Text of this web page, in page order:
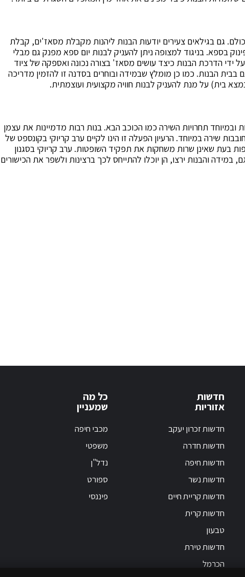
גם בגילאים צעירים יודעות הבנות ליהנות מקבלת מסאז'ים, קבלת
בספא. בניגוד למצופה ניתן להעניק לבנות יום ספא מפנק גם מבלי
הדרכת הבנות כיצד עושים מסאז' בצורה נכונה ואספקה של ציוד
בבית הבנות. כמו כן מומלץ שבמידה ובוחרים בסדנה זו להזמין מדריכה
בית) על מנת להעניק לבנות חוויה מקצועית ועוצמתית.
ובמיוחד תחרויות השירה כמו הכוכב הבא. בנות רבות מדמיינות את עצמן
שירה במיוחד. הרעיון הפעלה זו הינו לקיים ערב קריוקי בקונספט של
בעת שאינן שרות משחקות את תפקיד השופטות. ערב קריוקי בסגנון
במידה והבנות ירצו, הן יוכלו להתייחס לכך ברצינות ולשפר את הכישורים
חדשות
אזוריות
חדשות זכרון יעקב
חדשות חדרה
חדשות חיפה
חדשות נשר
חדשות קריית חיים
חדשות קרית
טבעון
חדשות טירת
הכרמל
כל מה
שמעניין
מכבי חיפה
משפטי
נדל"ן
ספורט
פיננסי